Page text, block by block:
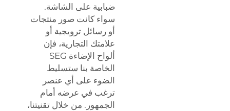
ضبابية على الشاشة.
سواء كانت صور منتجات
أو رسائل ترويجية أو
علامتك التجارية، فإن
ألواح الإضاءة SEG
الخاصة بنا ستسليط
الضوء على أي عنصر
ترغب في عرضه أمام
الجمهور. من خلال تقنيتنا،